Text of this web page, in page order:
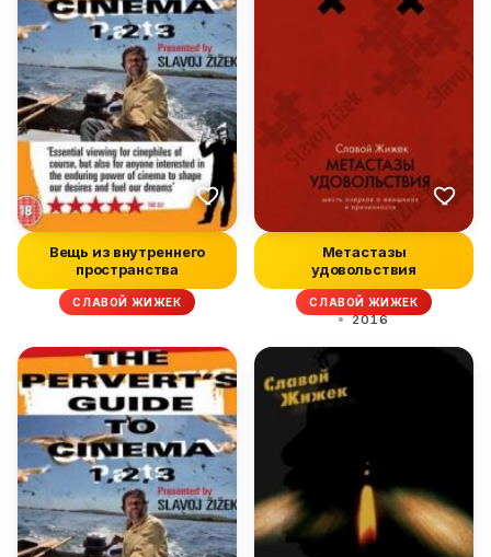
Вещь из внутреннего
пространства
СЛАВОЙ ЖИЖЕК
Метастазы
удовольствия
СЛАВОЙ ЖИЖЕК
2016